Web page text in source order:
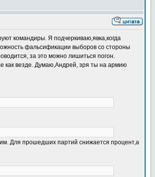
командиры. Я подчеркиваю,явка,когда
фальсификации выборов со стороны
за это можно лишиться погон.
как везде. Думаю,Андрей, зря ты на армию
Для прошедших партий снижается процент,а